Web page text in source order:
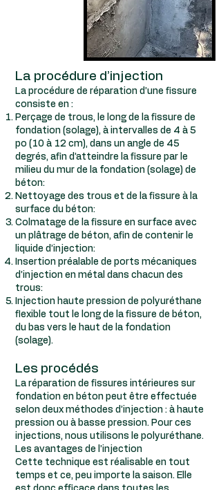
La procédure d’injection
La procédure de réparation d’une fissure
consiste en :
Perçage de trous, le long de la fissure de
fondation (solage), à intervalles de 4 à 5
po (10 à 12 cm), dans un angle de 45
degrés, afin d’atteindre la fissure par le
milieu du mur de la fondation (solage) de
béton:
Nettoyage des trous et de la fissure à la
surface du béton:
Colmatage de la fissure en surface avec
un plâtrage de béton, afin de contenir le
liquide d’injection:
Insertion préalable de ports mécaniques
d’injection en métal dans chacun des
trous:
Injection haute pression de polyuréthane
flexible tout le long de la fissure de béton,
du bas vers le haut de la fondation
(solage).
Les procédés
La réparation de fissures intérieures sur
fondation en béton peut être effectuée
selon deux méthodes d’injection : à haute
pression ou à basse pression. Pour ces
injections, nous utilisons le polyuréthane.
Les avantages de l’injection
Cette technique est réalisable en tout
temps et ce, peu importe la saison. Elle